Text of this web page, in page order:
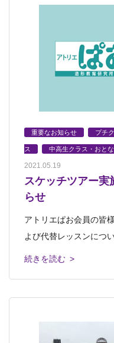
重要なお知らせ プチ
ス 中高生クラス・おと
2021.05.19
スケッチツアー実
らせ
アトリエぱお会員の皆
よび代替レッスンにつ
続きを読む >